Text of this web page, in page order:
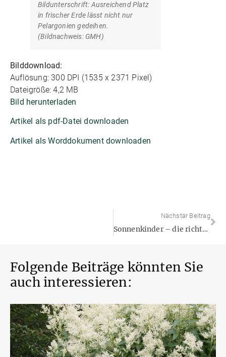
Bildunterschrift: Ausreichend Platz
in frischer Erde lässt nicht nur
Pelargonien gedeihen.
(Bildnachweis: GMH)
Bilddownload:
Auflösung: 300 DPI (1535 x 2371 Pixel)
Dateigröße: 4,2 MB
Bild herunterladen
Artikel als pdf-Datei downloaden
Artikel als Worddokument downloaden
Nächstär Beitrag
Sonnenkinder – die richtigen Pflanzen für vollsonnige Plätze
Folgende Beiträge könnten Sie
auch interessieren: